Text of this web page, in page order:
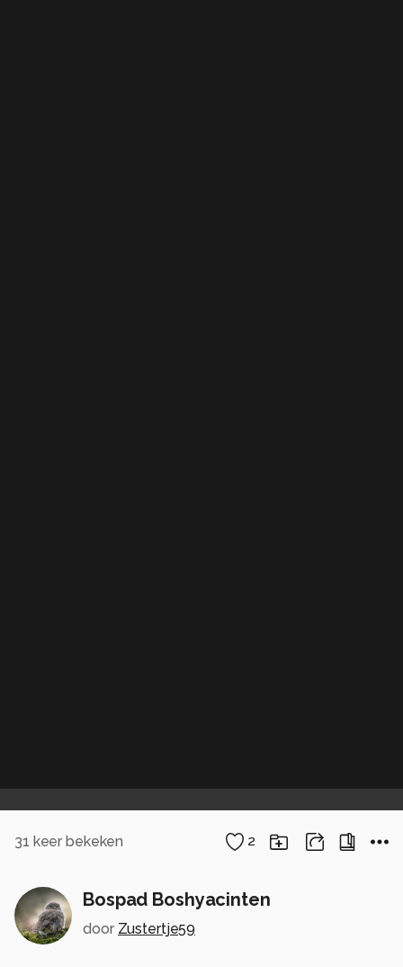
31 keer bekeken 2
Bospad Boshyacinten
door Zustertje59